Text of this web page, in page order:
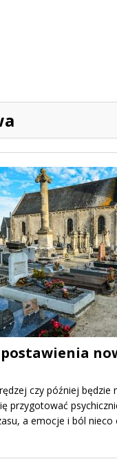
czy później będzie
przygotować
a emocje i ból